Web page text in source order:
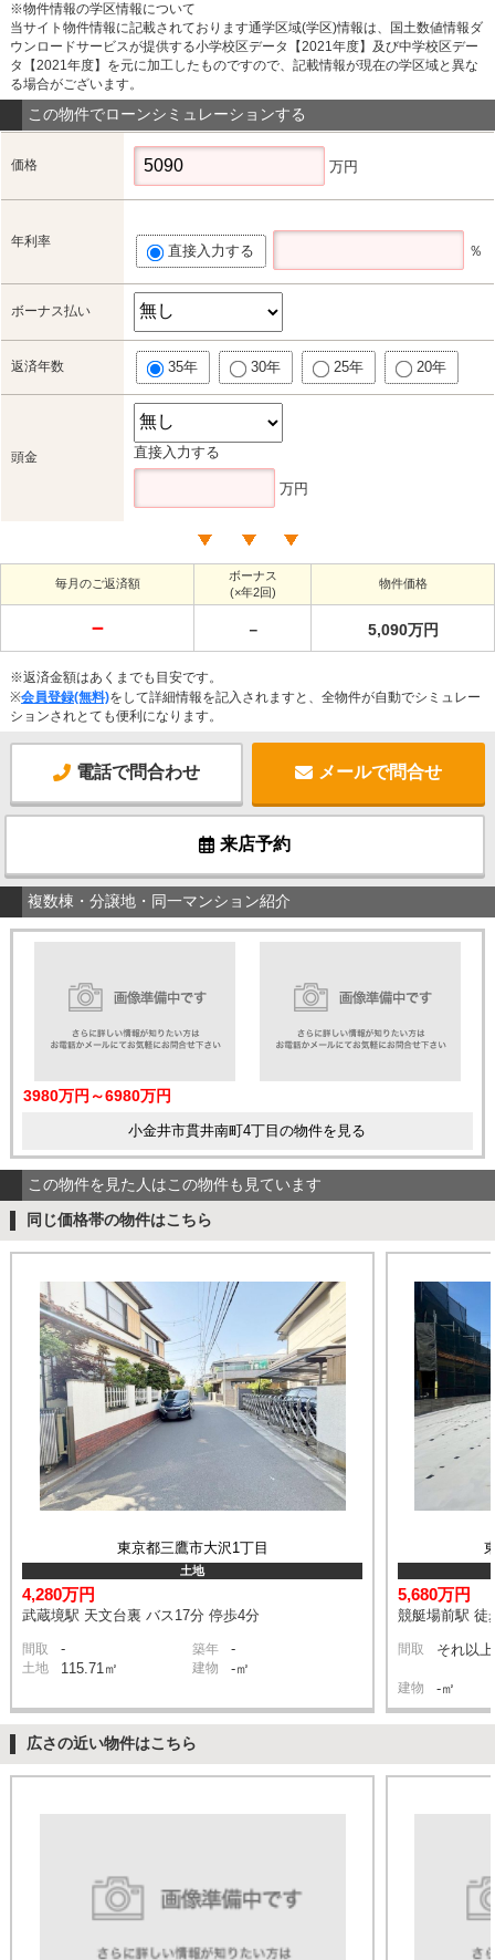
※物件情報の学区情報について
当サイト物件情報に記載されております通学区域(学区)情報は、国土数値情報ダ
ウンロードサービスが提供する小学校区データ【2021年度】及び中学校区デー
タ【2021年度】を元に加工したものですので、記載情報が現在の学区域と異な
る場合がございます。
この物件でローンシミュレーションする
価格 万円
年利率
直接入力する ％
ボーナス払い
返済年数 35年 30年 25年 20年
頭金 直接入力する
万円
毎月のご返済額
ボーナス
(×年2回)
物件価格
－ － 5,090万円
※返済金額はあくまでも目安です。
※会員登録(無料)をして詳細情報を記入されますと、全物件が自動でシミュレー
ションされとても便利になります。
電話で問合わせ メールで問合せ
来店予約
複数棟・分譲地・同一マンション紹介
3980万円～6980万円
小金井市貫井南町4丁目の物件を見る
この物件を見た人はこの物件も見ています
同じ価格帯の物件はこちら
東京都三鷹市大沢1丁目
土地
4,280万円
武蔵境駅 天文台裏 バス17分 停歩4分
間取 - 築年 -
土地 115.71㎡ 建物 -㎡
5,680万円
競艇場前駅 徒
間取 それ以上
建物 -㎡
広さの近い物件はこちら